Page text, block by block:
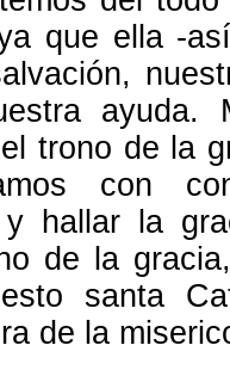
que ella -
ayuda.
trono de la
con
y hallar la
de la
santa
de la